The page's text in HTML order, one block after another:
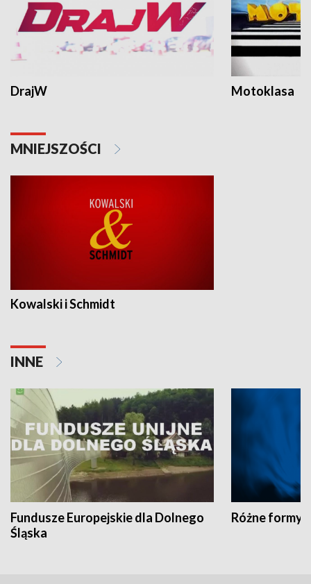
DrajW Motoklasa
MNIEJSZOŚCI
Kowalski i Schmidt
INNE
Fundusze Europejskie dla Dolnego
Śląska
Różne formy